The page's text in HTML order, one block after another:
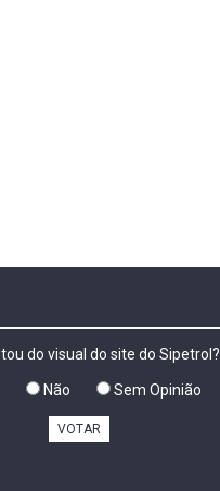
do visual do site do Sipetrol?
Não Sem Opinião
VOTAR